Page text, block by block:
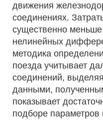
движения
соединениях.
существенно
нелинейных
методика
поезда учитывает
соединений,
данными,
показывает
подборе параметров